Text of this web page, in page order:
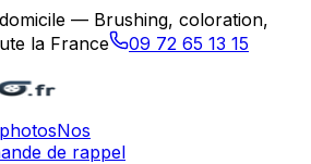
— Brushing, coloration,
la France
09 72 65 13 15
Nos
de rappel